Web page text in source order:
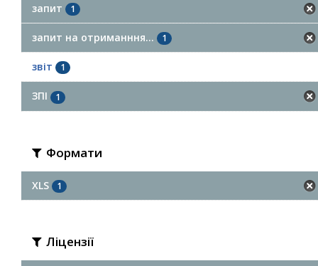
запит 1
запит на отриманння... 1
звіт 1
ЗПІ 1
Формати
XLS 1
Ліцензії